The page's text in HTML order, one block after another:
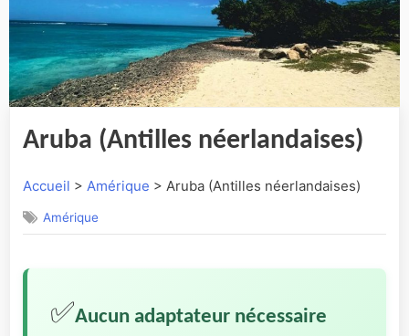
Aruba (Antilles néerlandaises)
Accueil > Amérique > Aruba (Antilles néerlandaises)
Amérique
✅Aucun adaptateur nécessaire